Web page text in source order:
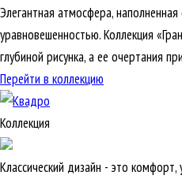
Элегантная атмосфера,
уравновешенностью. Коллекция
глубиной рисунка, а ее очертания
Перейти в коллекцию
Коллекция
Классический дизайн - это